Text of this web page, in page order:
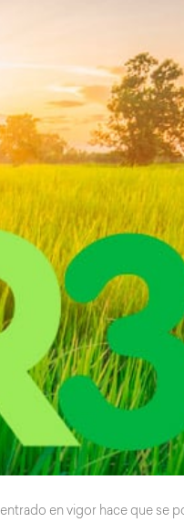
en vigor hace que se